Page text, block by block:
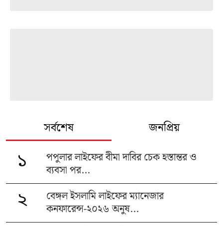
সর্বশেষ জনপ্রিয়
১
পপুলার লাইফের বীমা দাবির চেক হস্তান্তর ও
ব্যবসা পর...
২
বেঙ্গল ইসলামি লাইফের ম্যানেজার
কনফারেন্স-২০২৬ অনুষ...